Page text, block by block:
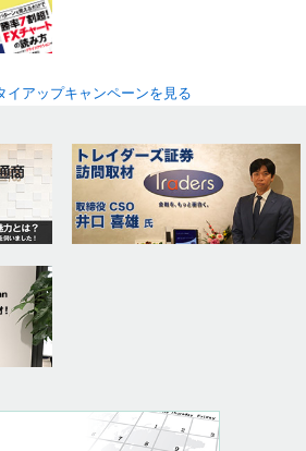
イアップキャンペーンを見る